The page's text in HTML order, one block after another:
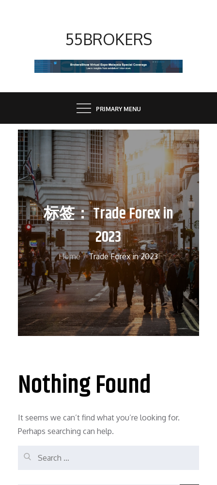
55BROKERS
PRIMARY MENU
标签：Trade Forex in
2023
Home Trade Forex in 2023
Nothing Found
It seems we can’t find what you’re looking for.
Perhaps searching can help.
Search